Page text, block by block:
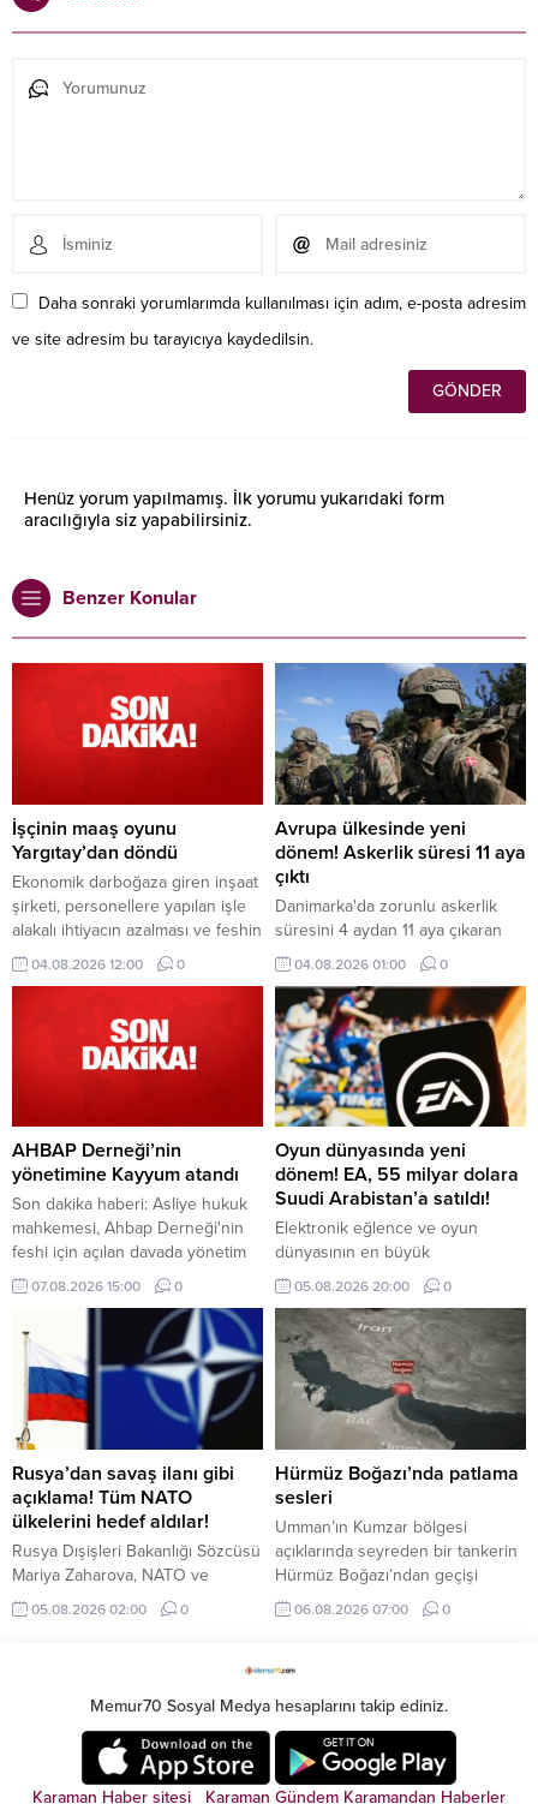
Daha sonraki yorumlarımda kullanılması için adım, e-posta adresim
ve site adresim bu tarayıcıya kaydedilsin.
Henüz yorum yapılmamış. İlk yorumu yukarıdaki form
aracılığıyla siz yapabilirsiniz.
Benzer Konular
İşçinin maaş oyunu
Yargıtay’dan döndü
Ekonomik darboğaza giren inşaat
şirketi, personellere yapılan işle
alakalı ihtiyacın azalması ve feshin
son çare olması prensibi
ilkelerinden hareketle iş
erdirmek yerine ücrette indirime
gidilmesini teklif etti
04.08.2026 12:00 0
Avrupa ülkesinde yeni
dönem! Askerlik süresi 11 aya
çıktı
Danimarka'da zorunlu askerlik
süresini 4 aydan 11 aya çıkaran
yeni uygulama kapsamında ilk
grup, askerlik hizmetine başladı.
04.08.2026 01:00 0
AHBAP Derneği’nin
yönetimine Kayyum atandı
Son dakika haberi: Asliye hukuk
mahkemesi, Ahbap Derneği'nin
feshi için açılan davada yönetim
kayyumu atanmasına hükmetti.
Derneğim tüm faaliyetleri
tedbiren durduruldu.
Mahkemenin bu kararı ile
derneğin fesih süreci başlamış
oldu.
07.08.2026 15:00 0
Oyun dünyasında yeni
dönem! EA, 55 milyar dolara
Suudi Arabistan’a satıldı!
Elektronik eğlence ve oyun
dünyasının en büyük
aktörlerinden Electronic Arts (EA),
55 milyar dolarlık devasa bir
anlaşmayla borsaya veda ederek
kapalı devre özel bir şirkete
dönüştü.
05.08.2026 20:00 0
Rusya’dan savaş ilanı gibi
açıklama! Tüm NATO
ülkelerini hedef aldılar!
Rusya Dışişleri Bakanlığı Sözcüsü
Mariya Zaharova, NATO ve
Avrupa Birliği’nin (AB) uluslararası
terörizmin bir parçası haline
05.08.2026 02:00 0
Hürmüz Boğazı’nda patlama
sesleri
Umman’ın Kumzar bölgesi
açıklarında seyreden bir tankerin
Hürmüz Boğazı’ndan geçişi
sırasında gemi yakınında iki
patlama sesi duyulduğu bildirildi.
06.08.2026 07:00 0
Memur70 Sosyal Medya hesaplarını takip ediniz.
Karaman Haber sitesi Karaman Gündem Karamandan Haberler